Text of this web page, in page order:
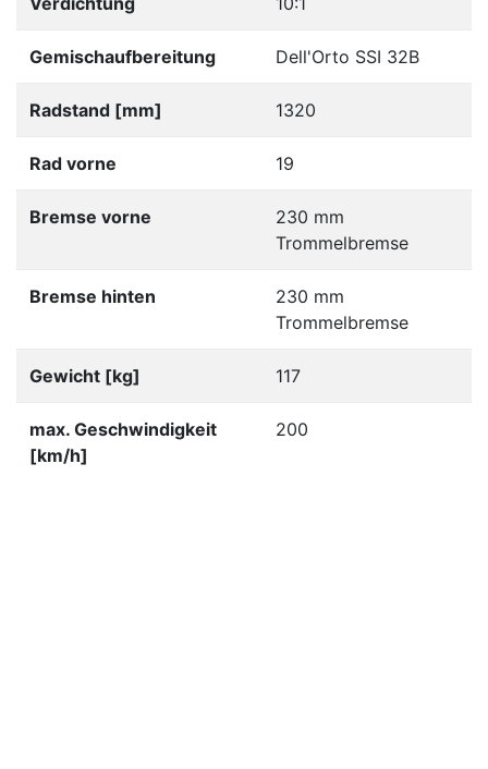
Gemischaufbereitung Dell'Orto SSI 32B
Radstand [mm] 1320
Rad vorne 19
Bremse vorne
230 mm
Trommelbremse
Bremse hinten
230 mm
Trommelbremse
Gewicht [kg] 117
max. Geschwindigkeit
[km/h]
200